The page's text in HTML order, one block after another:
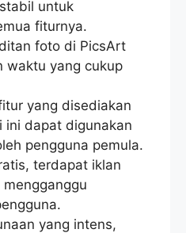
untuk
fiturnya.
foto di PicsArt
waktu yang cukup
yang disediakan
ini dapat digunakan
pengguna pemula.
terdapat iklan
yang intens,